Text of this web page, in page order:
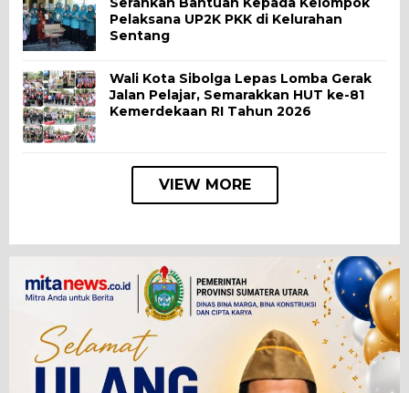
Pelaksana UP2K PKK di Kelurahan
Sentang
Wali Kota Sibolga Lepas Lomba Gerak
Jalan Pelajar, Semarakkan HUT ke-81
Kemerdekaan RI Tahun 2026
VIEW MORE